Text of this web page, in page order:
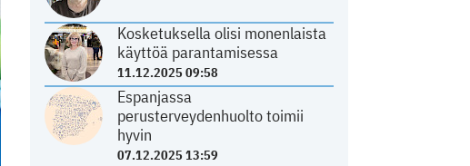
Kosketuksella olisi monenlaista
käyttöä parantamisessa
11.12.2025 09:58
Espanjassa
perusterveydenhuolto toimii
hyvin
07.12.2025 13:59